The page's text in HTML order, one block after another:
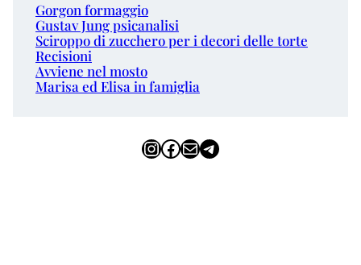
Gorgon formaggio
Gustav Jung psicanalisi
Sciroppo di zucchero per i decori delle torte
Recisioni
Avviene nel mosto
Marisa ed Elisa in famiglia
InstagramFacebook Email Telegram